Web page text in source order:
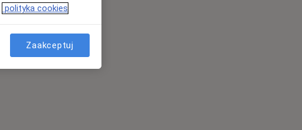
polityka cookies
Zaakceptuj